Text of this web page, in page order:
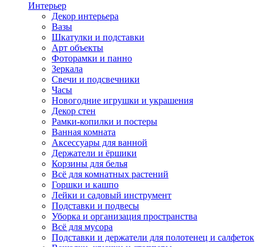
Интерьер
Декор интерьера
Вазы
Шкатулки и подставки
Арт объекты
Фоторамки и панно
Зеркала
Свечи и подсвечники
Часы
Новогодние игрушки и украшения
Декор стен
Рамки-копилки и постеры
Ванная комната
Аксессуары для ванной
Держатели и ёршики
Корзины для белья
Всё для комнатных растений
Горшки и кашпо
Лейки и садовый инструмент
Подставки и подвесы
Уборка и организация пространства
Всё для мусора
Подставки и держатели для полотенец и салфеток